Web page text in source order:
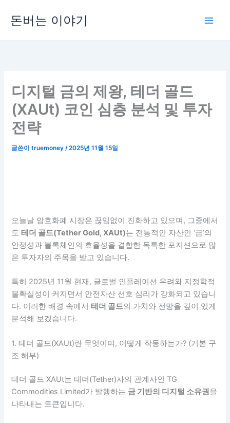
로
돈버는 이야기
디지털 금의 제왕, 테더 골드
(XAUt) 코인 심층 분석 및 투자
전략
글쓴이truemoney/2025년 11월 15일
오늘날 암호화폐 시장은 끊임없이 진화하고 있으며, 그중에서
도테더 골드(Tether Gold, XAUt)는 전통적인 자산인 ‘금’의
안정성과 블록체인의 효율성을 결합한 독특한 포지션으로 많
은 투자자의 주목을 받고 있습니다.
특히 2025년 11월 현재, 글로벌 인플레이션 우려와 지정학적
불확실성이 커지면서 안전자산 선호 심리가 강화되고 있습니
다. 이러한 배경 속에서테더 골드의 가치와 전망을 깊이 있게
분석해 보겠습니다.
1. 테더 골드(XAUt)란 무엇이며, 어떻게 작동하는가? (기본 구
조 해부)
테더 골드 XAUt는 테더(Tether)사의 관계사인 TG
Commodities Limited가 발행하는 금 기반의 디지털 소유권을
나타내는 토큰입니다.